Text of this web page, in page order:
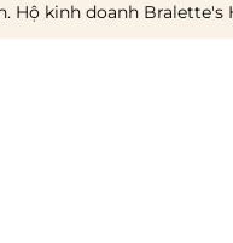
kinh doanh Bralette's